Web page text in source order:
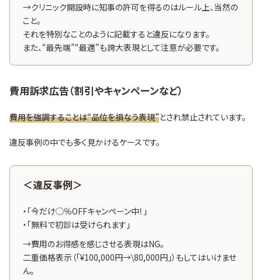
→クリニック開設時に知事の許可を得るのはルール上、当然の
こと。
それを特別なことのように記載すると違反になります。
また、“最先端”“最適”も誇大表現として注意が必要です。
費用訴求広告（割引やキャンペーンなど）
費用を強調することは“品位を損なう表現”とされ禁止されています。
違反事例の中でも多く見かけるケースです。
＜違反事例＞
・「今だけ◯％OFFキャンペーン中！」
・「無料で初診は受けられます」
→費用のお得感を感じさせる表現はNG。
二重価格表示（「¥100,000円→\80,000円」）もしてはいけませ
ん。